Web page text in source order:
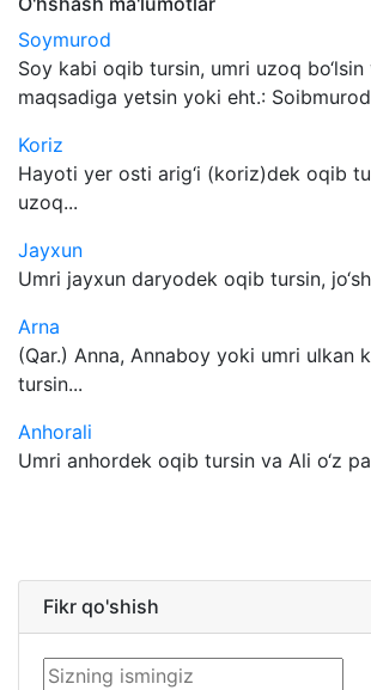
Soymurod
Soy kabi oqib tursin, umri uzoq
maqsadiga yetsin yoki eht.:
Koriz
Hayoti yer osti arig‘i (koriz)dek oqib
uzoq...
Jayxun
Umri jayxun daryodek oqib tursin,
Arna
(Qar.) Anna, Annaboy yoki umri ulkan
tursin...
Anhorali
Umri anhordek oqib tursin va Ali o‘z
Fikr qo'shish